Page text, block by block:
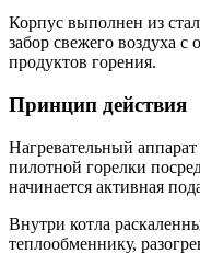
Корпус выполнен из
забор свежего воздуха
продуктов горения.
Принцип действия
Нагревательный
пилотной горелки
начинается активная
Внутри котла
теплообменнику,